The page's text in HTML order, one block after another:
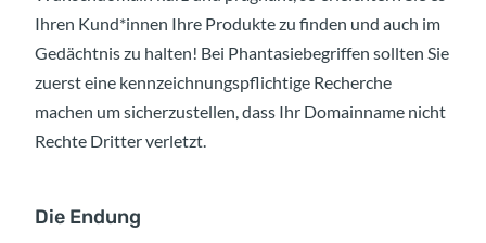
Ihren Kund*innen Ihre Produkte zu finden und auch im
Gedächtnis zu halten! Bei Phantasiebegriffen sollten Sie
zuerst eine kennzeichnungspflichtige Recherche
machen um sicherzustellen, dass Ihr Domainname nicht
Rechte Dritter verletzt.
Die Endung